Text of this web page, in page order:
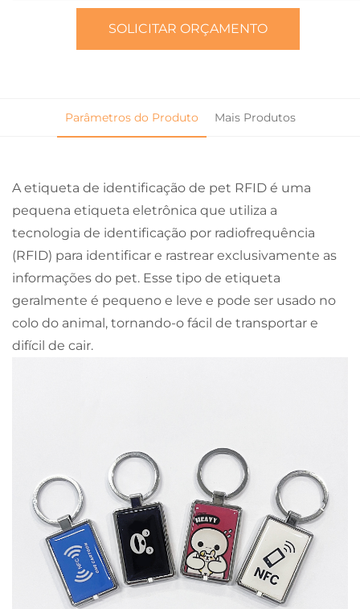
SOLICITAR ORÇAMENTO
Parâmetros do Produto Mais Produtos
A etiqueta de identificação de pet RFID é uma
pequena etiqueta eletrônica que utiliza a
tecnologia de identificação por radiofrequência
(RFID) para identificar e rastrear exclusivamente as
informações do pet. Esse tipo de etiqueta
geralmente é pequeno e leve e pode ser usado no
colo do animal, tornando-o fácil de transportar e
difícil de cair.